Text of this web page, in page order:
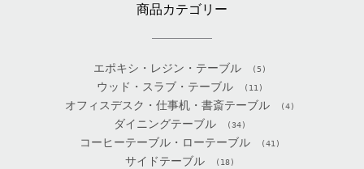
商品カテゴリー
エポキシ・レジン・テーブル (5)
ウッド・スラブ・テーブル (11)
オフィスデスク・仕事机・書斎テーブル (4)
ダイニングテーブル (34)
コーヒーテーブル・ローテーブル (41)
サイドテーブル (18)